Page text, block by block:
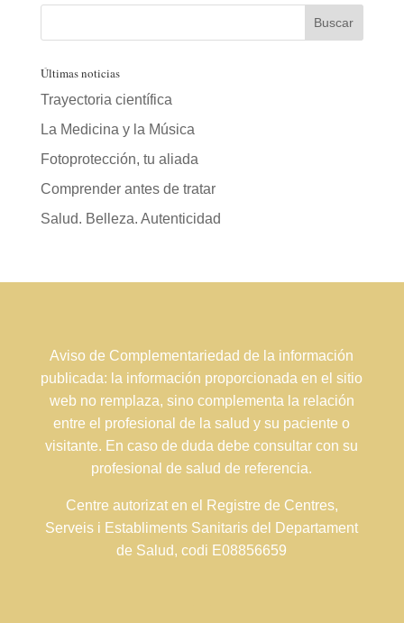
Últimas noticias
Trayectoria científica
La Medicina y la Música
Fotoprotección, tu aliada
Comprender antes de tratar
Salud. Belleza. Autenticidad
Aviso de Complementariedad de la información
publicada: la información proporcionada en el sitio
web no remplaza, sino complementa la relación
entre el profesional de la salud y su paciente o
visitante. En caso de duda debe consultar con su
profesional de salud de referencia.
Centre autorizat en el Registre de Centres,
Serveis i Establiments Sanitaris del Departament
de Salud, codi E08856659